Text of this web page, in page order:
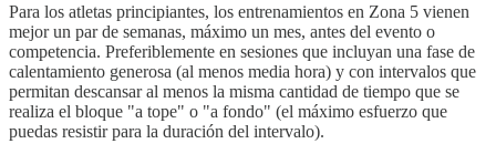
Para los atletas principiantes, los entrenamientos en Zona 5 vienen
mejor un par de semanas, máximo un mes, antes del evento o
competencia. Preferiblemente en sesiones que incluyan una fase de
calentamiento generosa (al menos media hora) y con intervalos que
permitan descansar al menos la misma cantidad de tiempo que se
realiza el bloque "a tope" o "a fondo" (el máximo esfuerzo que
puedas resistir para la duración del intervalo).